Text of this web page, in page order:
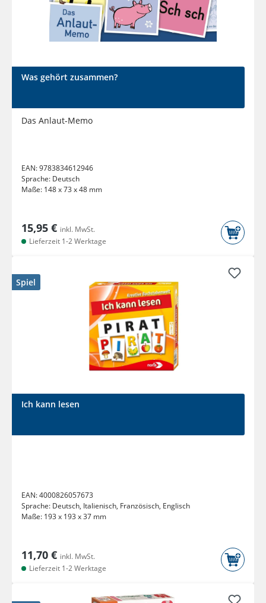
Was gehört zusammen?
Das Anlaut-Memo
EAN:9783834612946
Sprache: Deutsch
Maße: 148 x 73 x 48 mm
15,95 € inkl. MwSt.
Lieferzeit 1-2 Werktage
Spiel
Ich kann lesen
EAN:4000826057673
Sprache: Deutsch, Italienisch, Französisch, Englisch
Maße: 193 x 193 x 37 mm
11,70 € inkl. MwSt.
Lieferzeit 1-2 Werktage